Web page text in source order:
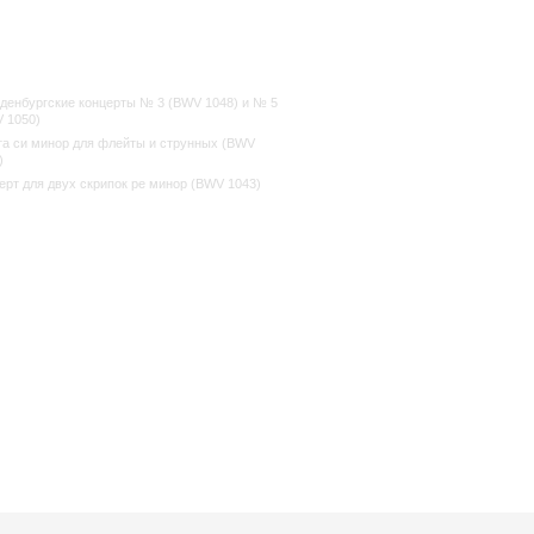
концерты № 3 (BWV 1048) и № 5
1050)
си минор для флейты и струнных (BWV
для двух скрипок ре минор (BWV 1043)